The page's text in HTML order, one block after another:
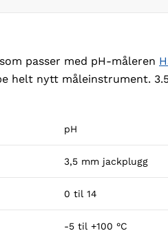
passer med pH-måleren
helt nytt måleinstrument.
pH
3,5 mm jackplugg
0 til 14
-5 til +100 °C